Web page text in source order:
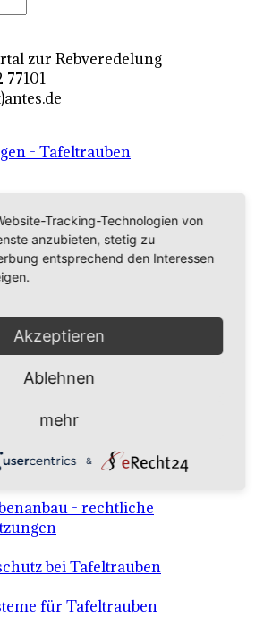
zur Rebveredelung
77101
- Tafeltrauben
& Recht
A-Z Sortenbeschreibungen
- rechtliche
bei Tafeltrauben
für Tafeltrauben
Tracking-Technologien von
anzubieten, stetig zu
entsprechend den Interessen
Akzeptieren
Ablehnen
mehr
&